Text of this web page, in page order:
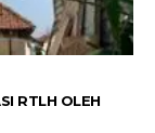
RTLH OLEH